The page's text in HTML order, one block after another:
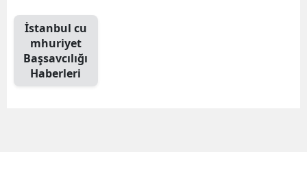
İstanbul cu
mhuriyet
Başsavcılığı
Haberleri